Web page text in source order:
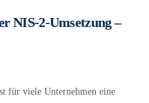
NIS-2-Umsetzung –
für viele Unternehmen eine